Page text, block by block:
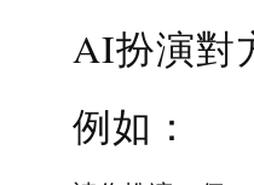
AI扮演對
例如：